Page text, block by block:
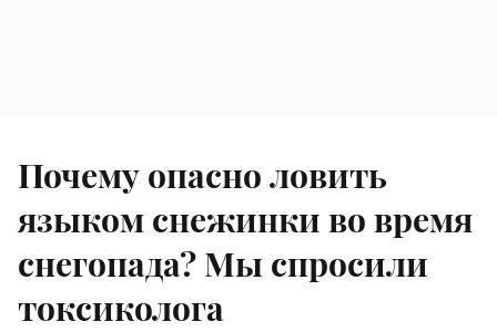
Почему опасно ловить
языком снежинки во время
снегопада? Мы спросили
токсиколога